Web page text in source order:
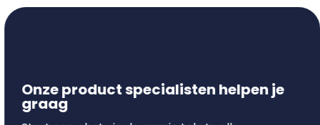
Onze product specialisten helpen je
graag